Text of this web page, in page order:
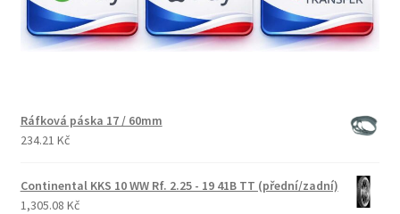
Ráfková páska 17 / 60mm
234.21 Kč
Continental KKS 10 WW Rf. 2.25 - 19 41B TT (přední/zadní)
1,305.08 Kč